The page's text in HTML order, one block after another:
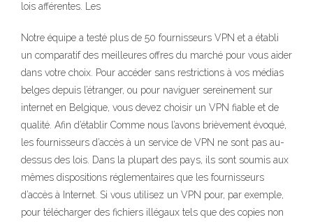
lois afférentes. Les
Notre équipe a testé plus de 50 fournisseurs VPN et a établi
un comparatif des meilleures offres du marché pour vous aider
dans votre choix. Pour accéder sans restrictions à vos médias
belges depuis l’étranger, ou pour naviguer sereinement sur
internet en Belgique, vous devez choisir un VPN fiable et de
qualité. Afin d’établir Comme nous l’avons brièvement évoqué,
les fournisseurs d’accès à un service de VPN ne sont pas au-
dessus des lois. Dans la plupart des pays, ils sont soumis aux
mêmes dispositions réglementaires que les fournisseurs
d’accès à Internet. Si vous utilisez un VPN pour, par exemple,
pour télécharger des fichiers illégaux tels que des copies non